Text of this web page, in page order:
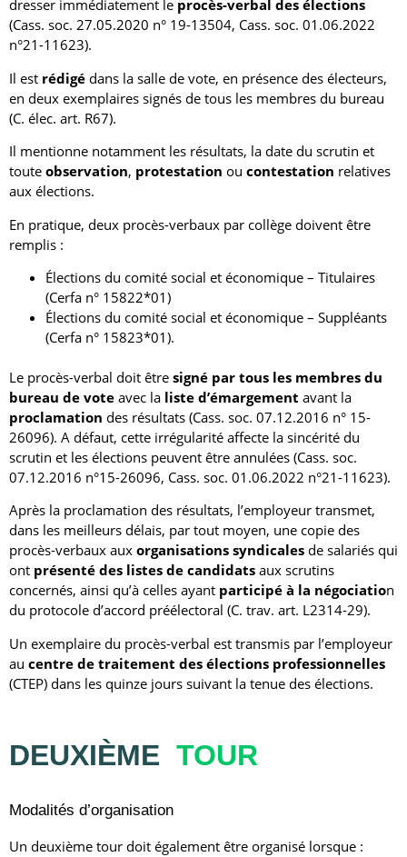
dresser immédiatement le procès-verbal des élections
(Cass. soc. 27.05.2020 n° 19-13504, Cass. soc. 01.06.2022
n°21-11623).
Il est rédigé dans la salle de vote, en présence des électeurs,
en deux exemplaires signés de tous les membres du bureau
(C. élec. art. R67).
Il mentionne notamment les résultats, la date du scrutin et
toute observation, protestation ou contestation relatives
aux élections.
En pratique, deux procès-verbaux par collège doivent être
remplis :
Élections du comité social et économique – Titulaires
(Cerfa n° 15822*01)
Élections du comité social et économique – Suppléants
(Cerfa n° 15823*01).
Le procès-verbal doit être signé par tous les membres du
bureau de vote avec la liste d’émargement avant la
proclamation des résultats (Cass. soc. 07.12.2016 n° 15-
26096). A défaut, cette irrégularité affecte la sincérité du
scrutin et les élections peuvent être annulées (Cass. soc.
07.12.2016 n°15-26096, Cass. soc. 01.06.2022 n°21-11623).
Après la proclamation des résultats, l’employeur transmet,
dans les meilleurs délais, par tout moyen, une copie des
procès-verbaux aux organisations syndicales de salariés qui
ont présenté des listes de candidats aux scrutins
concernés, ainsi qu’à celles ayant participé à la négociation
du protocole d’accord préélectoral (C. trav. art. L2314-29).
Un exemplaire du procès-verbal est transmis par l’employeur
au centre de traitement des élections professionnelles
(CTEP) dans les quinze jours suivant la tenue des élections.
DEUXIÈME TOUR
Modalités d’organisation
Un deuxième tour doit également être organisé lorsque :